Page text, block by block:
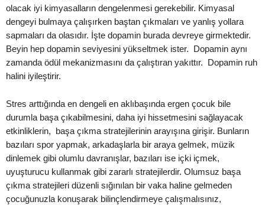
olacak iyi kimyasalların dengelenmesi gerekebilir. Kimyasal
dengeyi bulmaya çalışırken baştan çıkmaları ve yanlış yollara
sapmaları da olasıdır. İşte dopamin burada devreye girmektedir.
Beyin hep dopamin seviyesini yükseltmek ister. Dopamin aynı
zamanda ödül mekanizmasını da çalıştıran yakıttır. Dopamin ruh
halini iyileştirir.
Stres arttığında en dengeli en aklıbaşında ergen çocuk bile
durumla başa çıkabilmesini, daha iyi hissetmesini sağlayacak
etkinliklerin, başa çıkma stratejilerinin arayışına girişir. Bunların
bazıları spor yapmak, arkadaşlarla bir araya gelmek, müzik
dinlemek gibi olumlu davranışlar, bazıları ise içki içmek,
uyuşturucu kullanmak gibi zararlı stratejilerdir. Olumsuz başa
çıkma stratejileri düzenli sığınılan bir vaka haline gelmeden
çocuğunuzla konuşarak bilinçlendirmeye çalışmalısınız,